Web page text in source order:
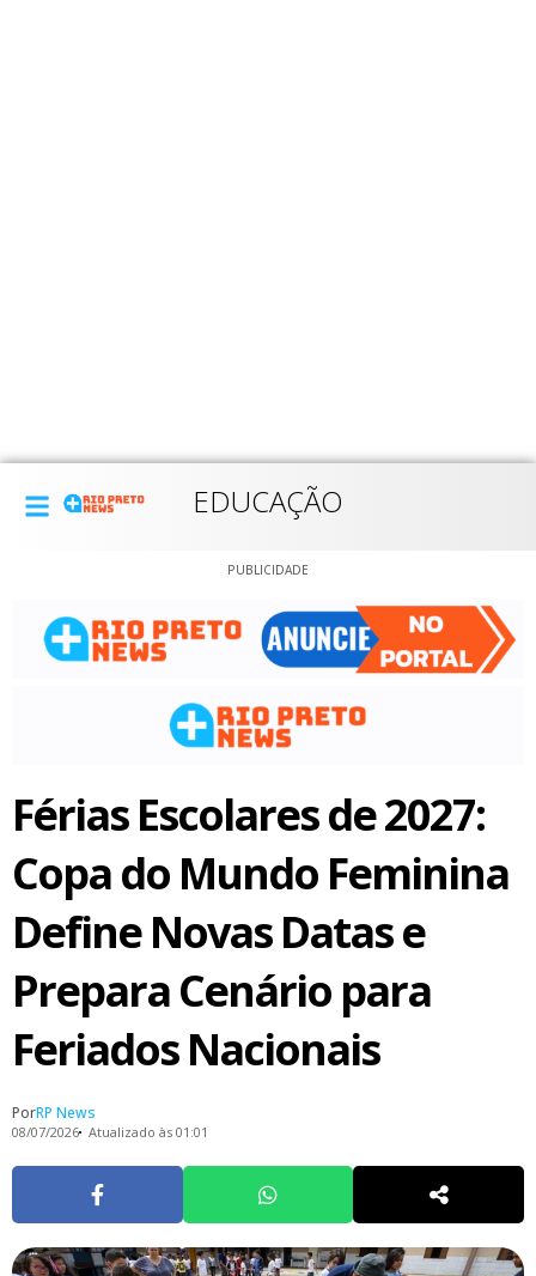
EDUCAÇÃO
PUBLICIDADE
Férias Escolares de 2027:
Copa do Mundo Feminina
Define Novas Datas e
Prepara Cenário para
Feriados Nacionais
PorRP News
08/07/2026 Atualizado às 01:01